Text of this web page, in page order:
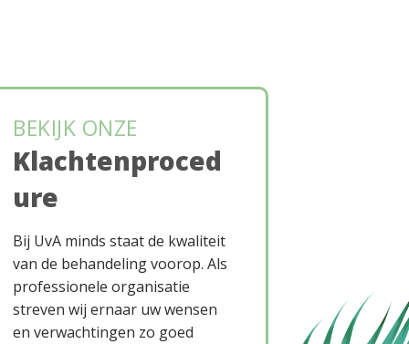
BEKIJK ONZE
Klachtenproced
ure
Bij UvA minds staat de kwaliteit
van de behandeling voorop. Als
professionele organisatie
streven wij ernaar uw wensen
en verwachtingen zo goed